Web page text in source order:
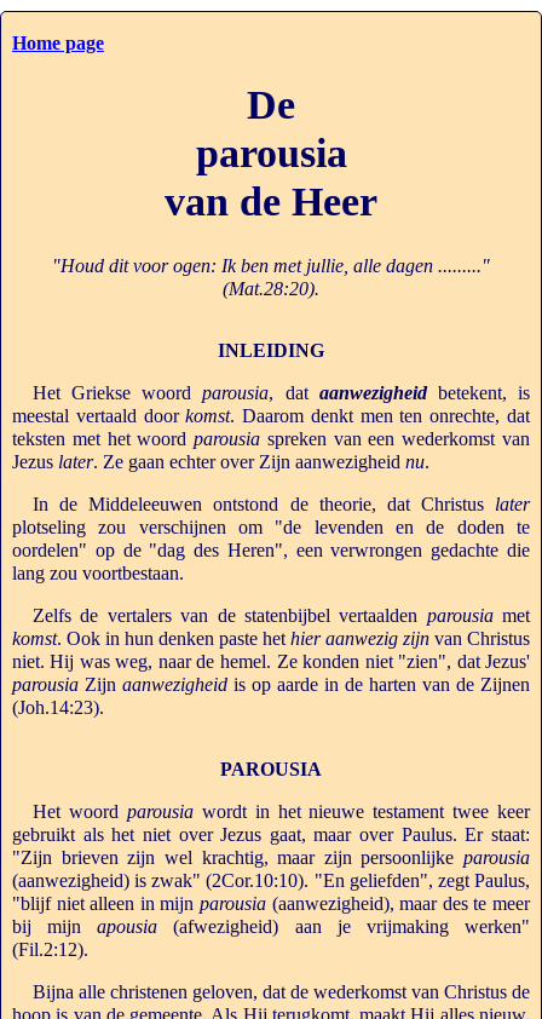
Home page
De
parousia
van de Heer
"Houd dit voor ogen: Ik ben met jullie, alle dagen ........."
(Mat.28:20).
INLEIDING
Het Griekse woordparousia, dat aanwezigheidbetekent, is
meestal vertaald doorkomst. Daarom denkt men ten onrechte, dat
teksten met het woordparousia spreken van een wederkomst van
Jezus later. Ze gaan echter over Zijn aanwezigheid nu.
In de Middeleeuwen ontstond de theorie, dat Christus later
plotseling zou verschijnen om "de levenden en de doden te
oordelen" op de "dag des Heren", een verwrongen gedachte die
lang zou voortbestaan.
Zelfs de vertalers van de statenbijbel vertaalden parousiamet
komst. Ook in hun denken paste hethier aanwezig zijn van Christus
niet. Hij was weg, naar de hemel. Ze konden niet "zien", dat Jezus'
parousiaZijn aanwezigheidis op aarde in de harten van de Zijnen
(Joh.14:23).
PAROUSIA
Het woord parousiawordt in het nieuwe testament twee keer
gebruikt als het niet over Jezus gaat, maar over Paulus. Er staat:
"Zijn brieven zijn wel krachtig, maar zijn persoonlijkeparousia
(aanwezigheid) is zwak" (2Cor.10:10). "En geliefden", zegt Paulus,
"blijf niet alleen in mijn parousia (aanwezigheid), maar des te meer
bij mijnapousia (afwezigheid) aan je vrijmaking werken"
(Fil.2:12).
Bijna alle christenen geloven, dat de wederkomst van Christus de
hoop is van de gemeente. Als Hij terugkomt, maakt Hij alles nieuw,